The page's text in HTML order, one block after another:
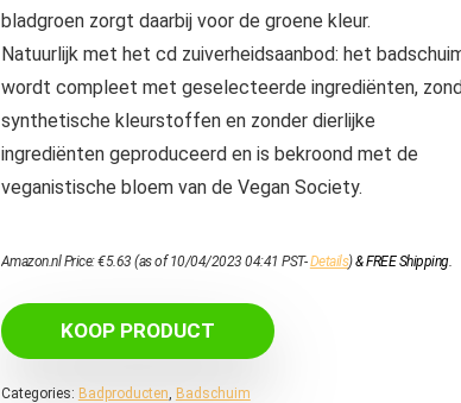
bladgroen zorgt daarbij voor de groene kleur.
Natuurlijk met het cd zuiverheidsaanbod: het
wordt compleet met geselecteerde ingrediënten,
synthetische kleurstoffen en zonder dierlijke
ingrediënten geproduceerd en is bekroond met de
veganistische bloem van de Vegan Society.
Amazon.nl Price:€5.63 (as of 10/04/2023 04:41 PST-Details)&FREE Shipping.
KOOP PRODUCT
Categories: Badproducten, Badschuim